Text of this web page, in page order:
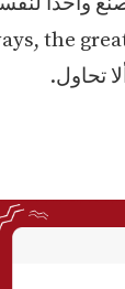
the
تحاول.